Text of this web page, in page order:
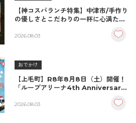
【神コスパランチ特集】中津市/手作り
の優しさとこだわりの一杯に心満たさ
『Cafe Chouchou（カフェ・シュ
2026.08.03
おでかけ
【上毛町】R8年8月8日（土）開催！
「ループアリーナ4th Anniversary
でよ～」
2026.08.03